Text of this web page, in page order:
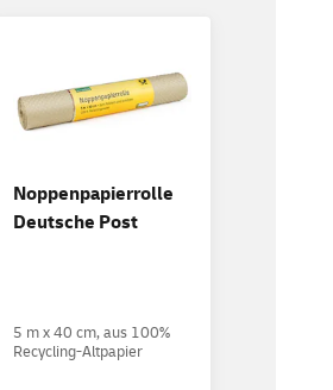
Noppenpapierrolle
Deutsche Post
5 m x 40 cm, aus 100%
Recycling-Altpapier